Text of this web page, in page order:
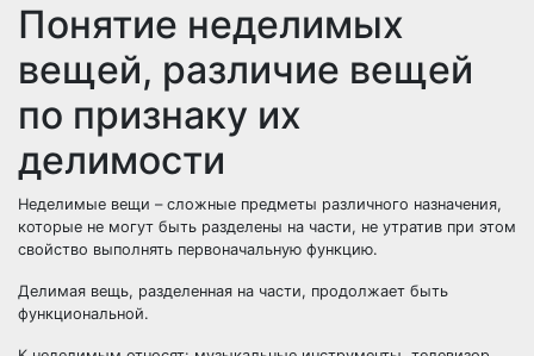
Понятие неделимых
вещей, различие вещей
по признаку их
делимости
Неделимые вещи – сложные предметы различного назначения,
которые не могут быть разделены на части, не утратив при этом
свойство выполнять первоначальную функцию.
Делимая вещь, разделенная на части, продолжает быть
функциональной.